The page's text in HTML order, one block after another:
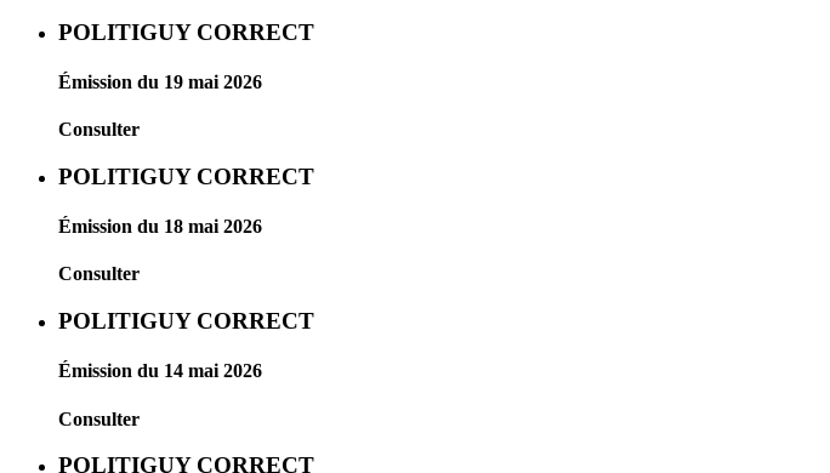
POLITIGUY CORRECT
Émission du 19 mai 2026
Consulter
POLITIGUY CORRECT
Émission du 18 mai 2026
Consulter
POLITIGUY CORRECT
Émission du 14 mai 2026
Consulter
POLITIGUY CORRECT